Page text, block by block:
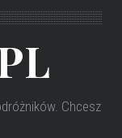
. Chcesz